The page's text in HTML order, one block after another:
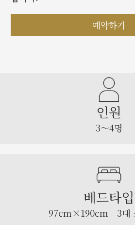
예약하기
인원
3～4명
베드타입
97cm×190cm 3대